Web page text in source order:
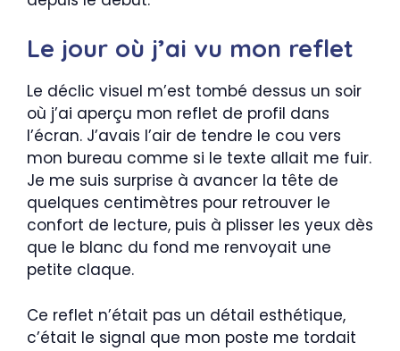
Le jour où j’ai vu mon reflet
Le déclic visuel m’est tombé dessus un soir
où j’ai aperçu mon reflet de profil dans
l’écran. J’avais l’air de tendre le cou vers
mon bureau comme si le texte allait me fuir.
Je me suis surprise à avancer la tête de
quelques centimètres pour retrouver le
confort de lecture, puis à plisser les yeux dès
que le blanc du fond me renvoyait une
petite claque.
Ce reflet n’était pas un détail esthétique,
c’était le signal que mon poste me tordait